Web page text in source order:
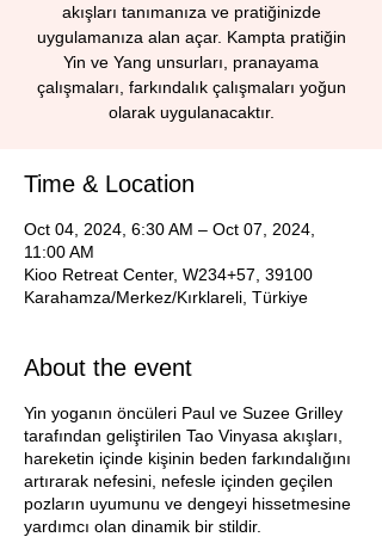
akışları tanımanıza ve pratiğinizde
uygulamanıza alan açar. Kampta pratiğin
Yin ve Yang unsurları, pranayama
çalışmaları, farkındalık çalışmaları yoğun
olarak uygulanacaktır.
Time & Location
Oct 04, 2024, 6:30 AM – Oct 07, 2024,
11:00 AM
Kioo Retreat Center, W234+57, 39100
Karahamza/Merkez/Kırklareli, Türkiye
About the event
Yin yoganın öncüleri Paul ve Suzee Grilley
tarafından geliştirilen Tao Vinyasa akışları,
hareketin içinde kişinin beden farkındalığını
artırarak nefesini, nefesle içinden geçilen
pozların uyumunu ve dengeyi hissetmesine
yardımcı olan dinamik bir stildir.